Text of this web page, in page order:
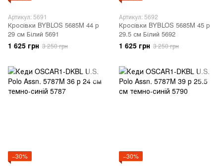
Артикул: 5691
Кросівки BYBLOS 5685M 44 р
29 см Білий 5691
1 625 грн 3 250 грн
Артикул: 5692
Кросівки BYBLOS 5685M 45 р
29.5 см Білий 5692
1 625 грн 3 250 грн
−30% −30%